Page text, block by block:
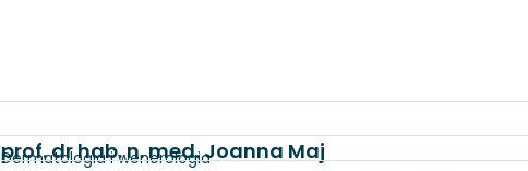
prof. dr hab. n. med. Joanna Maj
Dermatologia i wenerologia